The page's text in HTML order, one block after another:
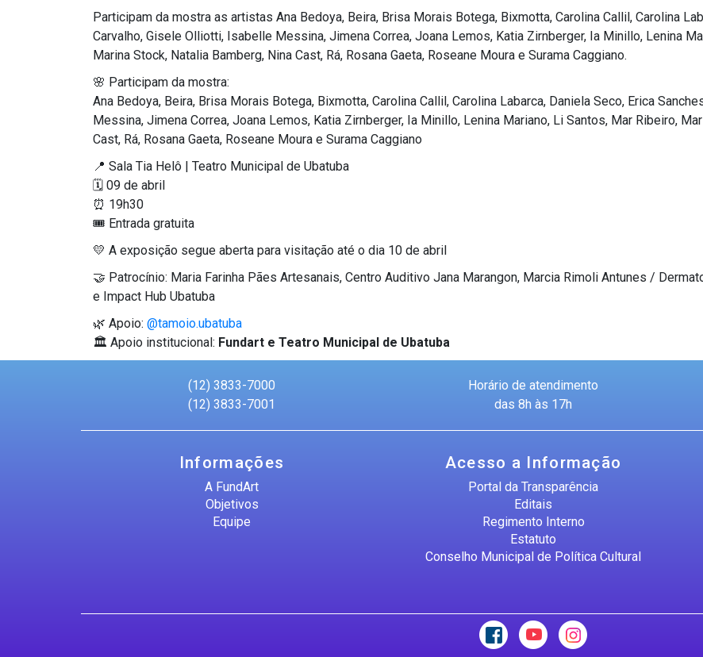
Participam da mostra as artistas Ana Bedoya, Beira, Brisa Morais Botega, Bixmotta, Carolina Callil, Carolina
Carvalho, Gisele Olliotti, Isabelle Messina, Jimena Correa, Joana Lemos, Katia Zirnberger, Ia Minillo, Lenina
Marina Stock, Natalia Bamberg, Nina Cast, Rá, Rosana Gaeta, Roseane Moura e Surama Caggiano.
🌸 Participam da mostra:
Ana Bedoya, Beira, Brisa Morais Botega, Bixmotta, Carolina Callil, Carolina Labarca, Daniela Seco, Erica
Messina, Jimena Correa, Joana Lemos, Katia Zirnberger, Ia Minillo, Lenina Mariano, Li Santos, Mar Ribeiro,
Cast, Rá, Rosana Gaeta, Roseane Moura e Surama Caggiano
📍 Sala Tia Helô | Teatro Municipal de Ubatuba
🗓 09 de abril
⏰ 19h30
🎟 Entrada gratuita
💛 A exposição segue aberta para visitação até o dia 10 de abril
🤝 Patrocínio: Maria Farinha Pães Artesanais, Centro Auditivo Jana Marangon, Marcia Rimoli Antunes /
e Impact Hub Ubatuba
🌿 Apoio: @tamoio.ubatuba
🏛 Apoio institucional: Fundart e Teatro Municipal de Ubatuba
(12) 3833-7000
(12) 3833-7001
Horário de atendimento
das 8h às 17h
Informações
A FundArt
Objetivos
Equipe
Acesso a Informação
Portal da Transparência
Editais
Regimento Interno
Estatuto
Conselho Municipal de Política Cultural